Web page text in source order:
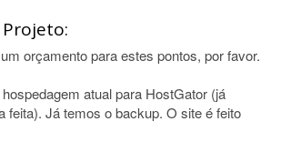
orçamento para estes pontos, por favor.
atual para HostGator (já
feita). Já temos o backup. O site é feito